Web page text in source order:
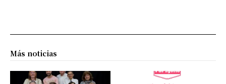
Más noticias